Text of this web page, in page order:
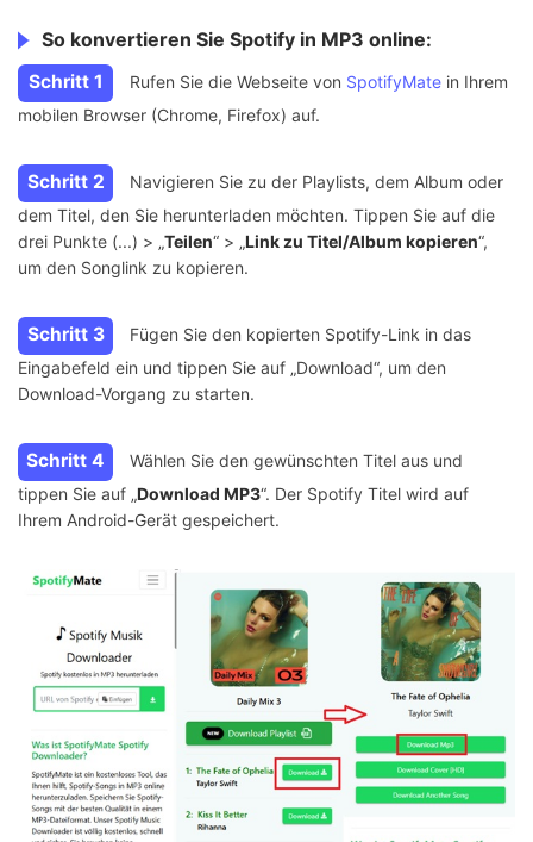
So konvertieren Sie Spotify in MP3 online:
Schritt 1 Rufen Sie die Webseite von SpotifyMate in Ihrem
mobilen Browser (Chrome, Firefox) auf.
Schritt 2
Navigieren Sie zu der Playlists, dem Album oder
dem Titel, den Sie herunterladen möchten. Tippen Sie auf die
drei Punkte (...) > „Teilen“ > „Link zu Titel/Album kopieren“,
um den Songlink zu kopieren.
Schritt 3
Fügen Sie den kopierten Spotify-Link in das
Eingabefeld ein und tippen Sie auf „Download“, um den
Download-Vorgang zu starten.
Schritt 4
Wählen Sie den gewünschten Titel aus und
tippen Sie auf „Download MP3“. Der Spotify Titel wird auf
Ihrem Android-Gerät gespeichert.